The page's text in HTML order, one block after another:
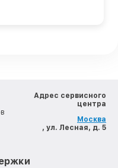
Адрес сервисного
центра
Москва
, ул. Лесная, д. 5